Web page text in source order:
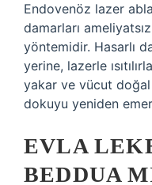
Endovenöz lazer
damarları
yöntemidir. Hasarlı
yerine, lazerle
yakar ve vücut
dokuyu yeniden
EVLA
BEDDUA